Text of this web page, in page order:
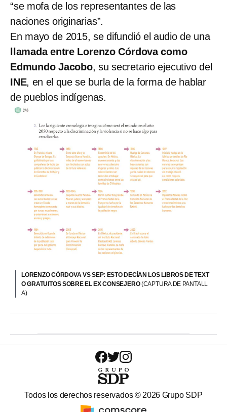
“se mofa de los representantes de las
naciones originarias”.
En mayo de 2015, se difundió el audio de una
llamada entre Lorenzo Córdova como
Edmundo Jacobo, su secretario ejecutivo del
INE, en el que se burla de la forma de hablar
de pueblos indígenas.
LORENZO CÓRDOVA VS SEP: ESTO DECÍAN LOS LIBROS DE TEXT
O GRATUITOS SOBRE EL EX CONSEJERO(CAPTURA DE PANTALL
A)
Todos los derechos reservados © 2026 Grupo SDP